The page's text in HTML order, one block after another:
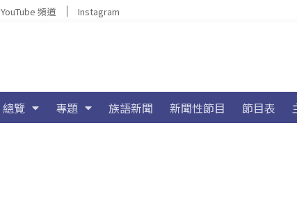
YouTube 頻道 Instagram
總覽 專題 族語新聞 新聞性節目 節目表